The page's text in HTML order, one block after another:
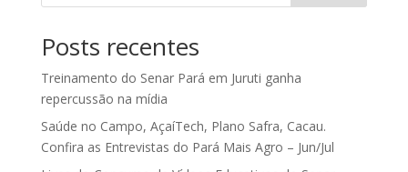
Posts recentes
Treinamento do Senar Pará em Juruti ganha
repercussão na mídia
Saúde no Campo, AçaíTech, Plano Safra, Cacau.
Confira as Entrevistas do Pará Mais Agro – Jun/Jul